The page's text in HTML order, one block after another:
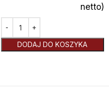
netto)
DODAJ DO KOSZYKA